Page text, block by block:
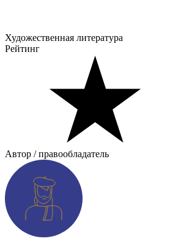
Художественная литература
Рейтинг
Автор / правообладатель